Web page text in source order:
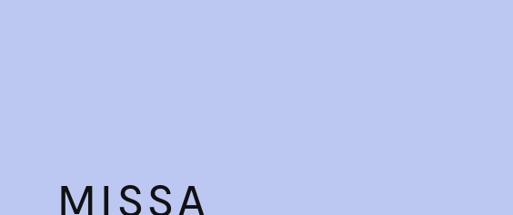
MISSA